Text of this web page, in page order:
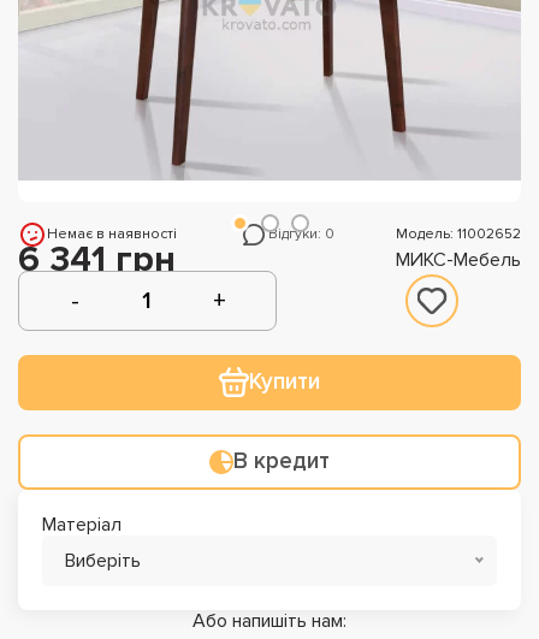
Немає в наявності Відгуки: 0 Модель: 11002652
6 341 грн МИКС-Мебель
Купити
В кредит
Матеріал
Виберіть
Або напишіть нам: